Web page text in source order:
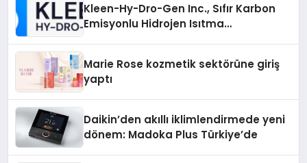
Kleen-Hy-Dro-Gen Inc., Sıfır Karbon
Emisyonlu Hidrojen Isıtma
Marie Rose kozmetik sektörüne giriş
yaptı
Daikin’den akıllı iklimlendirmede yeni
dönem: Madoka Plus Türkiye’de